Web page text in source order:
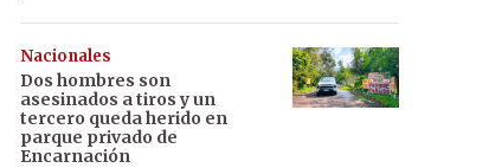
Nacionales
Dos hombres son
asesinados a tiros y un
tercero queda herido en
parque privado de
Encarnación